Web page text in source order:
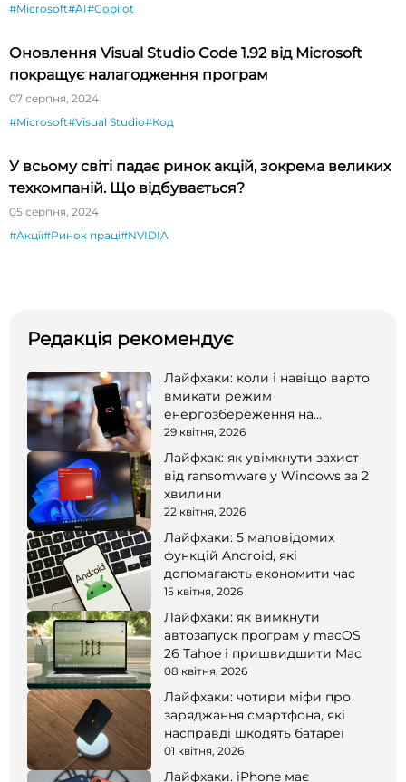
#Microsoft#AI#Copilot
Оновлення Visual Studio Code 1.92 від Microsoft
покращує налагодження програм
07 серпня, 2024
#Microsoft#Visual Studio#Код
У всьому світі падає ринок акцій, зокрема великих
техкомпаній. Що відбувається?
05 серпня, 2024
#Акції#Ринок праці#NVIDIA
Редакція рекомендує
Лайфхаки: коли і навіщо варто
вмикати режим
енергозбереження на
смартфоні
29 квітня, 2026
Лайфхак: як увімкнути захист
від ransomware у Windows за 2
хвилини
22 квітня, 2026
Лайфхаки: 5 маловідомих
функцій Android, які
допомагають економити час
15 квітня, 2026
Лайфхаки: як вимкнути
автозапуск програм у macOS
26 Tahoe і пришвидшити Mac
08 квітня, 2026
Лайфхаки: чотири міфи про
заряджання смартфона, які
насправді шкодять батареї
01 квітня, 2026
Лайфхаки. iPhone має